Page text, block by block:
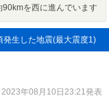
を西に進んでいます
発生した地震(最大震度1)
2023年08月10日23:21発表